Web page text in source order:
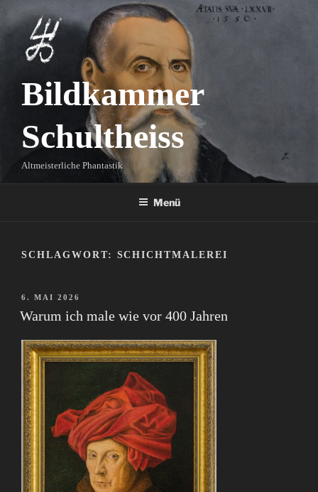
Inhalt
springen
Bildkammer
Schultheiss
Altmeisterliche Phantastik
Menü
SCHLAGWORT: SCHICHTMALEREI
VERÖFFENTLICHT
6. MAI 2026
Warum ich male wie vor 400 Jahren